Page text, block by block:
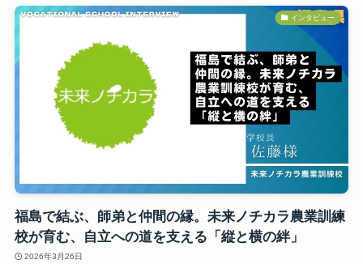
インタビュー
福島で結ぶ、師弟と仲間の縁。未来ノチカラ農業訓練
校が育む、自立への道を支える「縦と横の絆」
2026年3月26日